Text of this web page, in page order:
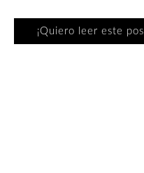
¡Quiero leer este